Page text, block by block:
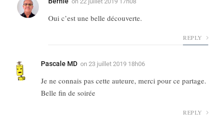
Oui c’est une belle découverte.
REPLY
Pascale MD on 23 juillet 2019 18h06
Je ne connais pas cette auteure, merci pour ce partage.
Belle fin de soirée
REPLY